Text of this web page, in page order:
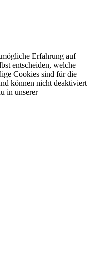
Erfahrung auf
entscheiden, welche
Cookies sind für die
können nicht deaktiviert
in unserer